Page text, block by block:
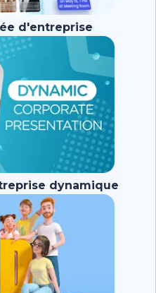
d'entreprise
dynamique